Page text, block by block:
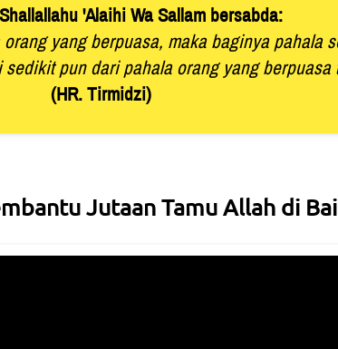
Shallallahu 'Alaihi Wa Sallam bersabda:
yang berpuasa, maka baginya pahala
pun dari pahala orang yang berpuasa
(HR. Tirmidzi)
Jutaan Tamu Allah di